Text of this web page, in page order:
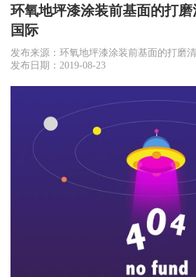
环氧地坪漆涂装前基面的打
国际
发布来源：环氧地坪漆涂装前基面的打磨
发布日期：2019-08-23